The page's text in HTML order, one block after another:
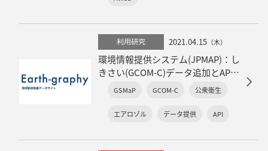
利用研究 2021.04.15 （木）
環境情報提供システム(JPMAP)：し
きさい(GCOM-C)データ追加とAPI
機能を付加しリニューアル公開！
GSMaP GCOM-C 公衆衛生
エアロゾル データ提供 API